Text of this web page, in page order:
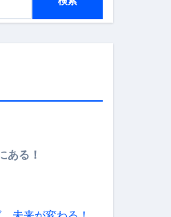
。【 竹花貴騎 切り抜き 会社員
ある！